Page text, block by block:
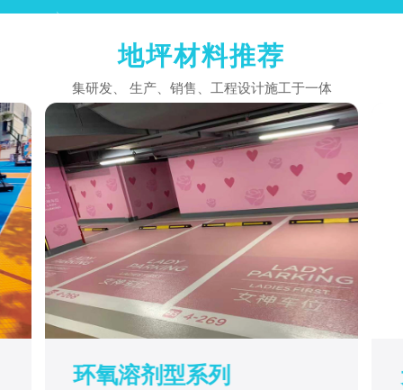
地坪材料推荐
集研发、 生产、销售、工程设计施工于一体
环氧溶剂型系列